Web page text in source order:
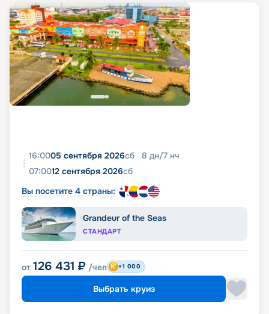
16:0005 сентября 2026сб 8 дн/7 нч
07:0012 сентября 2026сб
Вы посетите 4 страны:
Grandeur of the Seas
СТАНДАРТ
от 126 431 ₽ /чел +1 000
Выбрать круиз